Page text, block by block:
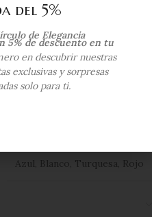
Oro Amarillo
Azul, Blanco, Turquesa, Rojo
del 5%
de Elegancia
5% de descuento en tu
en descubrir nuestras
exclusivas y sorpresas
solo para ti.